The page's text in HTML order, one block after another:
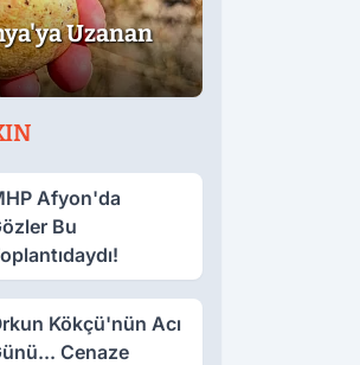
Uzanan
Afyon'da
Bu
Kökçü'nün Acı
Cenaze